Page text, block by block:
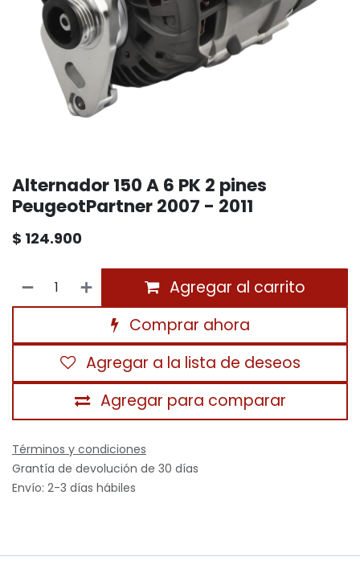
Alternador 150 A 6 PK 2 pines
PeugeotPartner 2007 - 2011
$ 124.900
Agregar al carrito
Comprar ahora
Agregar para comparar
Agregar a la lista de deseos
Términos y condiciones
Grantía de devolución de 30 días
Envío: 2-3 días hábiles